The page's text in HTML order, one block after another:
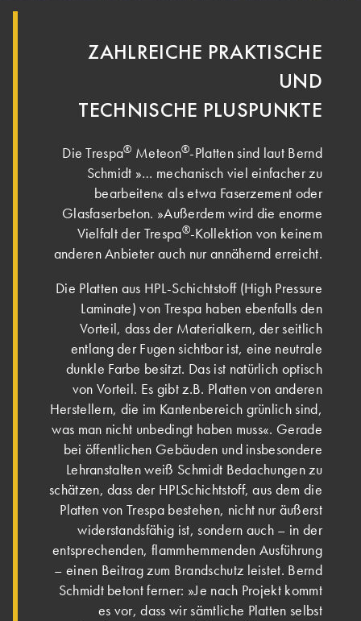
ZAHLREICHE PRAKTISCHE
UND
TECHNISCHE PLUSPUNKTE
Die Trespa® Meteon®-Platten sind laut Bernd
Schmidt »… mechanisch viel einfacher zu
bearbeiten« als etwa Faserzement oder
Glasfaserbeton. »Außerdem wird die enorme
Vielfalt der Trespa®-Kollektion von keinem
anderen Anbieter auch nur annähernd erreicht.
Die Platten aus HPL-Schichtstoff (High Pressure
Laminate) von Trespa haben ebenfalls den
Vorteil, dass der Materialkern, der seitlich
entlang der Fugen sichtbar ist, eine neutrale
dunkle Farbe besitzt. Das ist natürlich optisch
von Vorteil. Es gibt z.B. Platten von anderen
Herstellern, die im Kantenbereich grünlich sind,
was man nicht unbedingt haben muss«. Gerade
bei öffentlichen Gebäuden und insbesondere
Lehranstalten weiß Schmidt Bedachungen zu
schätzen, dass der HPLSchichtstoff, aus dem die
Platten von Trespa bestehen, nicht nur äußerst
widerstandsfähig ist, sondern auch – in der
entsprechenden, flammhemmenden Ausführung
– einen Beitrag zum Brandschutz leistet. Bernd
Schmidt betont ferner: »Je nach Projekt kommt
es vor, dass wir sämtliche Platten selbst